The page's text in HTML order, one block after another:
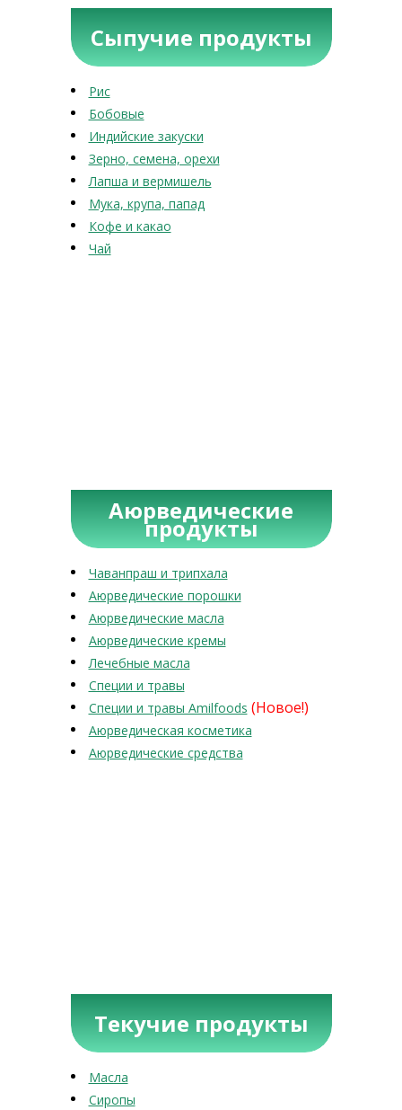
Сыпучие продукты
Рис
Бобовые
Индийские закуски
Зерно, семена, орехи
Лапша и вермишель
Мука, крупа, папад
Кофе и какао
Чай
Аюрведические
продукты
Чаванпраш и трипхала
Аюрведические порошки
Аюрведические масла
Аюрведические кремы
Лечебные масла
Специи и травы
Специи и травы Amilfoods (Новое!)
Аюрведическая косметика
Аюрведические средства
Текучие продукты
Масла
Сиропы